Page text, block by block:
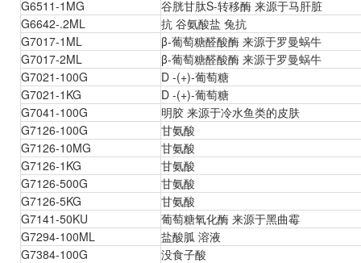
G6511-1MG
谷胱甘肽S-转移酶 来源于马肝脏
G6642-.2ML
抗 谷氨酸盐 兔抗
G7017-1ML
β-葡萄糖醛酸酶 来源于罗曼蜗牛
G7017-2ML
β-葡萄糖醛酸酶 来源于罗曼蜗牛
G7021-100G
D -(+)-葡萄糖
G7021-1KG
D -(+)-葡萄糖
G7041-100G
明胶 来源于冷水鱼类的皮肤
G7126-100G
甘氨酸
G7126-10MG
甘氨酸
G7126-1KG
甘氨酸
G7126-500G
甘氨酸
G7126-5KG
甘氨酸
G7141-50KU
葡萄糖氧化酶 来源于黑曲霉
G7294-100ML
盐酸胍 溶液
G7384-100G
没食子酸